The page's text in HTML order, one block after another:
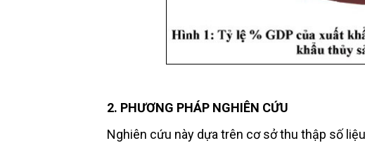
2. PHƯƠNG PHÁP NGHIÊN CỨU
Nghiên cứu này dựa trên cơ sở thu thập số